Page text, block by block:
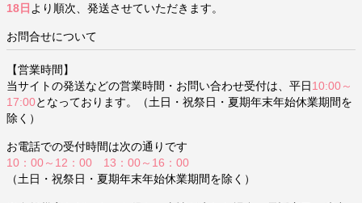
18日 より順次、発送させていただきます。
お問合せについて
【営業時間】
当サイトの発送などの営業時間・お問い合わせ受付は、平日 10:00～
17:00となっております。（土日・祝祭日・夏期年末年始休業期間を
除く）
お電話での受付時間は次の通りです
10：00～12：00 13：00～16：00
（土日・祝祭日・夏期年末年始休業期間を除く）